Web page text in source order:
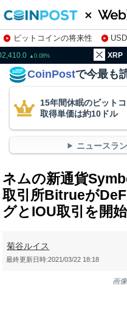
ビットコインの将来性
株特集・関連銘柄
0.08 XRP
CoinPostで今最も
15年間休眠のビット
取得単価は約10ドル
ニュースラ
ネムの新通貨
取引所Bitrueが
グとIOU取引を開始
菊谷ルイス
最終更新日時:2021/03/22 18:18
画